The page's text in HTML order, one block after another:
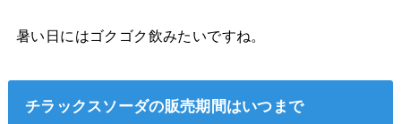
暑い日にはゴクゴク飲みたいですね。
チラックスソーダの販売期間はいつまで